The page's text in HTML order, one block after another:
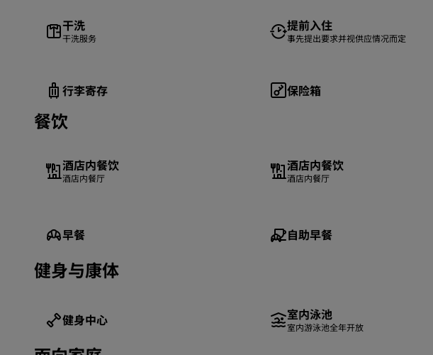
干洗
干洗服务
提前入住
事先提出要求并视供应情况而定
行李寄存 保险箱
餐饮
酒店内餐饮
酒店内餐厅
酒店内餐饮
酒店内餐厅
早餐 自助早餐
健身与康体
健身中心 室内泳池
室内游泳池全年开放